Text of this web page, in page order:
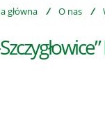
główna / O nas /